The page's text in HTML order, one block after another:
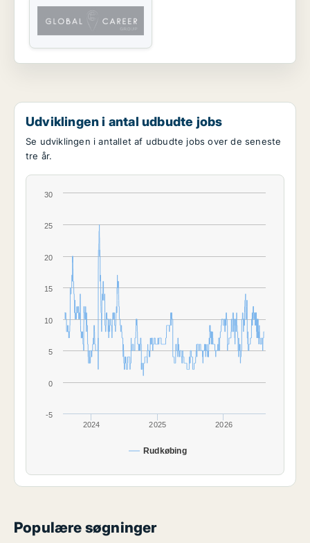
Udviklingen i antal udbudte jobs
Se udviklingen i antallet af udbudte jobs over de seneste
tre år.
Rudkøbing
2024 2025 2026
-5
0
5
10
15
20
25
30
Populære søgninger